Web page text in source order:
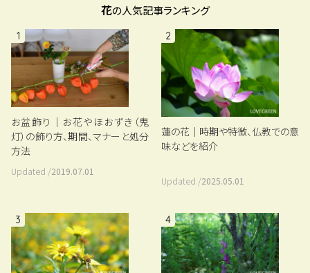
花の人気記事ランキング
1
お盆飾り｜お花やほおずき（鬼
灯）の飾り方、期間、マナーと処分
方法
Updated /2019.07.01
2
蓮の花｜時期や特徴、仏教での意
味などを紹介
Updated /2025.05.01
3 4